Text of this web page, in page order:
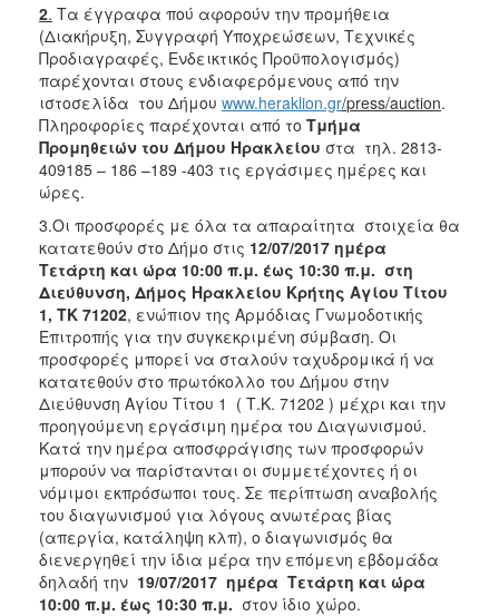
ΤΟΠΟΣ
ΠΟΛΙΤΙΣΜΟΣ
ΑΝΘΕΚΤΙΚΗ
ΠΟΛΗ
2. Τα έγγραφα πού αφορούν την προμήθεια
(Διακήρυξη, Συγγραφή Υποχρεώσεων, Τεχνικές
Προδιαγραφές, Ενδεικτικός Προϋπολογισμός)
παρέχονται στους ενδιαφερόμενους από την
ιστοσελίδα του Δήμου www.heraklion.gr/press/auction.
Πληροφορίες παρέχονται από το Τμήμα
Προμηθειών του Δήμου Ηρακλείου στα τηλ. 2813-
409185 – 186 –189 -403 τις εργάσιμες ημέρες και
ώρες.
3.Οι προσφορές με όλα τα απαραίτητα στοιχεία θα
κατατεθούν στο Δήμο στις 12/07/2017 ημέρα
Τετάρτη και ώρα 10:00 π.μ. έως 10:30 π.μ. στη
Διεύθυνση, Δήμος Ηρακλείου Κρήτης Αγίου Τίτου
1, ΤΚ 71202, ενώπιον της Αρμόδιας Γνωμοδοτικής
Επιτροπής για την συγκεκριμένη σύμβαση. Οι
προσφορές μπορεί να σταλούν ταχυδρομικά ή να
κατατεθούν στο πρωτόκολλο του Δήμου στην
Διεύθυνση Αγίου Τίτου 1 ( Τ.Κ. 71202 ) μέχρι και την
προηγούμενη εργάσιμη ημέρα του Διαγωνισμού.
Κατά την ημέρα αποσφράγισης των προσφορών
μπορούν να παρίστανται οι συμμετέχοντες ή οι
νόμιμοι εκπρόσωποι τους. Σε περίπτωση αναβολής
του διαγωνισμού για λόγους ανωτέρας βίας
(απεργία, κατάληψη κλπ), ο διαγωνισμός θα
διενεργηθεί την ίδια μέρα την επόμενη εβδομάδα
δηλαδή την 19/07/2017 ημέρα Τετάρτη και ώρα
10:00 π.μ. έως 10:30 π.μ. στον ίδιο χώρο.